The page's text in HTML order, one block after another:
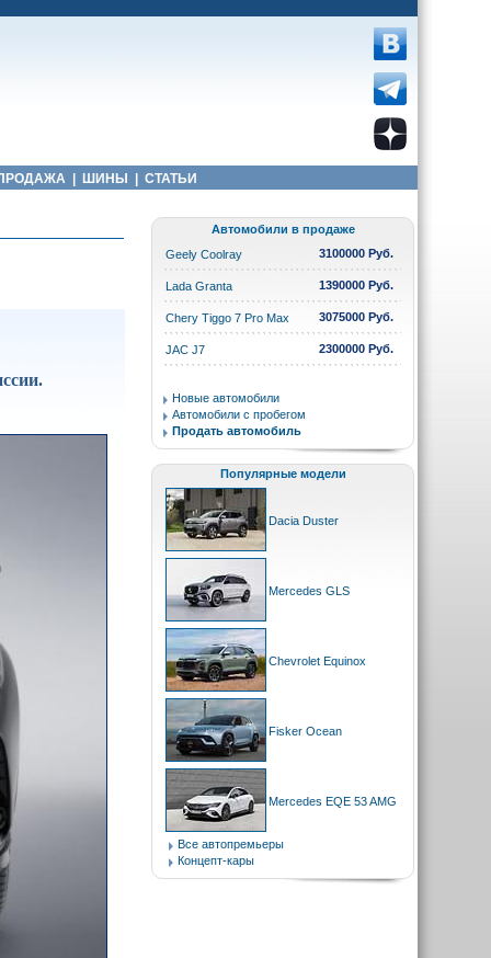
ШИНЫ СТАТЬИ
Автомобили в продаже
Geely Coolray
3100000 Руб.
Lada Granta 1390000 Руб.
Chery Tiggo 7 Pro Max 3075000 Руб.
JAC J7 2300000 Руб.
Новые автомобили
Автомобили с пробегом
Продать автомобиль
Популярные модели
Dacia Duster
Mercedes GLS
Chevrolet Equinox
Fisker Ocean
Mercedes EQE 53 AMG
Все автопремьеры
Концепт-кары